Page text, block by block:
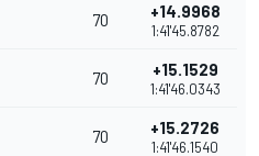
70 +14.9968
1:41'45.8782
70 +15.1529
1:41'46.0343
70 +15.2726
1:41'46.1540